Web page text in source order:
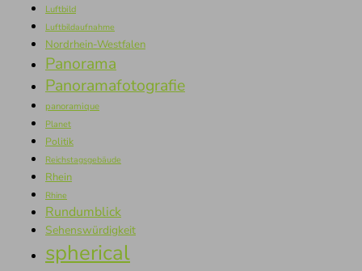
Luftbild
Luftbildaufnahme
Nordrhein-Westfalen
Panorama
Panoramafotografie
panoramique
Planet
Politik
Reichstagsgebäude
Rhein
Rhine
Rundumblick
Sehenswürdigkeit
spherical